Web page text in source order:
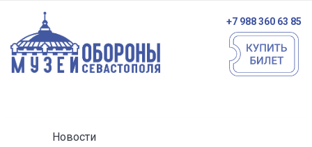
+7 988 360 63 85
Новости